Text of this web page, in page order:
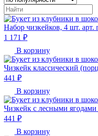
Набор чизкейков, 4 шт. арт.
1 171 ₽
В корзину
Чизкейк классический
441 ₽
В корзину
Чизкейк с лесными
441 ₽
В корзину